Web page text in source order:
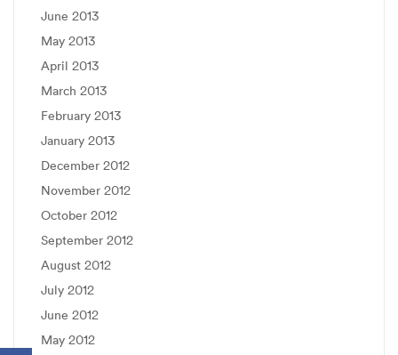
June 2013
May 2013
April 2013
March 2013
February 2013
January 2013
December 2012
November 2012
October 2012
September 2012
August 2012
July 2012
June 2012
May 2012